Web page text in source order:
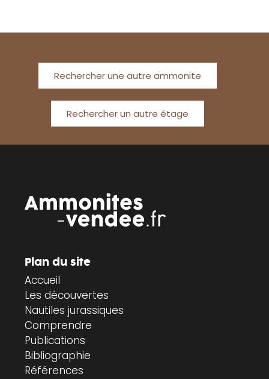
Rechercher une autre ammonite
Rechercher un autre étage
Plan du site
Accueil
Les découvertes
Nautiles jurassiques
Comprendre
Publications
Bibliographie
Références